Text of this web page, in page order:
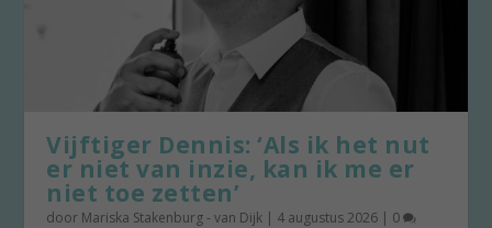
Vijftiger Dennis: ‘Als ik het nut
er niet van inzie, kan ik me er
niet toe zetten’
door Mariska Stakenburg - van Dijk | 4 augustus 2026 | 0